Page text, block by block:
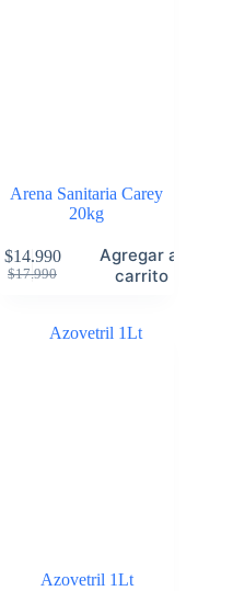
Arena Sanitaria Carey
20kg
$17.990
$14.990
Agregar al
carrito
Azovetril 1Lt